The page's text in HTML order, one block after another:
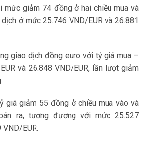
mức giảm 74 đồng ở hai chiều mua và
ở mức 25.746 VND/EUR và 26.881
giao dịch đồng euro với tỷ giá mua –
và 26.848 VND/EUR, lần lượt giảm
giá giảm 55 đồng ở chiều mua vào và
ra, tương đương với mức 25.527
VND/EUR.